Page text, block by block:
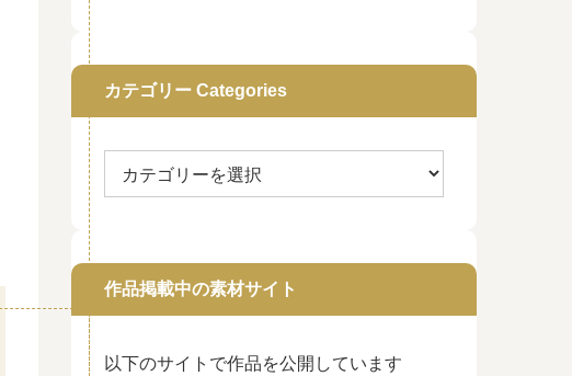
カテゴリー Categories
作品掲載中の素材サイト
以下のサイトで作品を公開しています